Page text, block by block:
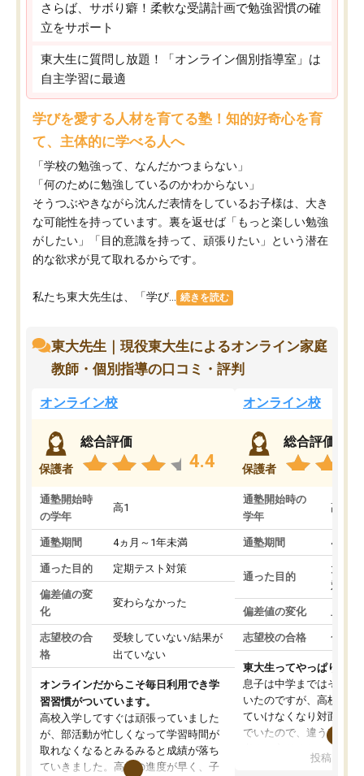
さらば、サボり癖！柔軟な受講計画で勉強習慣の確
立をサポート
東大生に質問し放題！「オンライン個別指導室」は
自主学習に最適
学びを愛する人材を育てる塾！知的好奇心を育
て、主体的に学べる人へ
「学校の勉強って、なんだかつまらない」
「何のために勉強しているのかわからない」
そうつぶやきながら沈んだ表情をしているお子様は、大き
な可能性を持っています。裏を返せば「もっと楽しい勉強
がしたい」「目的意識を持って、頑張りたい」という潜在
的な欲求が見て取れるからです。
私たち東大先生は、「学び... 続きを読む
東大先生｜現役東大生によるオンライン家庭
教師・個別指導の口コミ・評判
オンライン校
保護者
総合評価
4.4
通塾開始時
の学年
高1
通塾期間 4ヵ月～1年未満
通った目的 定期テスト対策
偏差値の変
化
変わらなかった
志望校の合
格
受験していない/結果が
出ていない
オンラインだからこそ毎日利用でき学
習習慣がついています。
高校入学してすぐは頑張っていました
が、部活動が忙しくなって学習時間が
取れなくなるとみるみると成績が落ち
ていきました。高校の進度が早く、子
オンライン校
保護者
総合評価
通塾開始時の
学年
高3
通塾期間 4ヵ月
通った目的
大学
対策
偏差値の変化 上が
志望校の合格 合格
東大生ってやっぱりすご
息子は中学まではそこそ
いたのですが、高校に入
ていけなくなり対面の塾
でいたので、違うアプロ
で、当初は模試でD判定
投稿日：